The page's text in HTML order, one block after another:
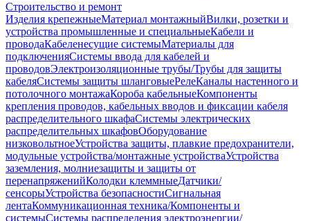
Строительство и ремонт
Изделия крепежныеМатериал монтажныйВилки, розетки и
устройства промышленные и специальныеКабели и
проводаКабеленесущие системыМатериалы для
подключенияСистемы ввода для кабелей и
проводовЭлектроизоляционные трубы/Трубы для защиты
кабеляСистемы защиты шланговыеРелеКаналы настенного и
потолочного монтажаКороба кабельныеКомпоненты
крепления проводов, кабельных вводов и фиксации кабеля
распределительного шкафаСистемы электрических
распределительных шкафовОборудование
низковольтноеУстройства защиты, плавкие предохранители,
модульные устройства/монтажные устройстваУстройства
заземления, молниезащиты и защиты от
перенапряженийКолодки клеммныеДатчики/
сенсорыУстройства безопасностиСигнальная
лентаКоммуникационная техника/Компоненты и
системыСистемы распределения электроэнергии/